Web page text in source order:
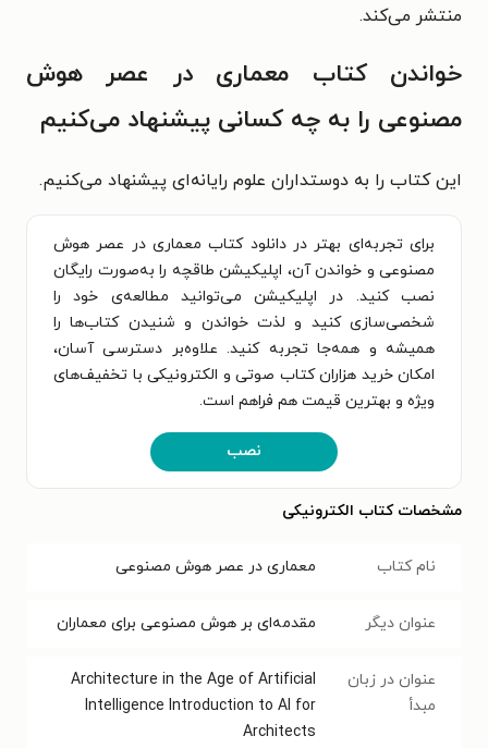
منتشر می‌کند.
خواندن کتاب معماری در عصر هوش
مصنوعی را به چه کسانی پیشنهاد می‌کنیم
این کتاب را به دوستداران علوم رایانه‌ای پیشنهاد می‌کنیم.
برای تجربه‌ای بهتر در دانلود کتاب معماری در عصر هوش
مصنوعی و خواندن آن، اپلیکیشن طاقچه را به‌صورت رایگان
نصب کنید. در اپلیکیشن می‌توانید مطالعه‌ی خود را
شخصی‌سازی کنید و لذت خواندن و شنیدن کتاب‌ها را
همیشه و همه‌جا تجربه کنید. علاوه‌بر دسترسی آسان،
امکان خرید هزاران کتاب صوتی و الکترونیکی با تخفیف‌های
ویژه و بهترین قیمت هم فراهم است.
نصب
مشخصات کتاب الکترونیکی
نام کتاب معماری در عصر هوش مصنوعی
عنوان دیگر مقدمه‌ای بر هوش مصنوعی برای معماران
عنوان در زبان
مبدأ
Architecture in the Age of Artificial
Intelligence Introduction to AI for
Architects